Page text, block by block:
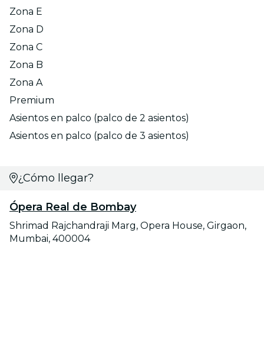
Zona E
Zona D
Zona C
Zona B
Zona A
Premium
Asientos en palco (palco de 2 asientos)
Asientos en palco (palco de 3 asientos)
¿Cómo llegar?
Ópera Real de Bombay
Shrimad Rajchandraji Marg, Opera House, Girgaon,
Mumbai, 400004